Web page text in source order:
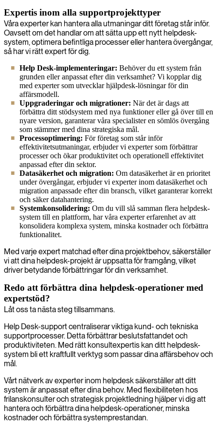
Expertis inom alla supportprojekttyper
Våra experter kan hantera alla utmaningar ditt företag står inför.
Oavsett om det handlar om att sätta upp ett nytt helpdesk-
system, optimera befintliga processer eller hantera övergångar,
så har vi rätt expert för dig.
Help Desk-implementeringar: Behöver du ett system från
grunden eller anpassat efter din verksamhet? Vi kopplar dig
med experter som utvecklar hjälpdesk-lösningar för din
affärsmodell.
Uppgraderingar och migrationer: När det är dags att
förbättra ditt stödsystem med nya funktioner eller gå över till en
nyare version, garanterar våra specialister en sömlös övergång
som stämmer med dina strategiska mål.
Processoptimering: För företag som står inför
effektivitetsutmaningar, erbjuder vi experter som förbättrar
processer och ökar produktivitet och operationell effektivitet
anpassad efter din sektor.
Datasäkerhet och migration: Om datasäkerhet är en prioritet
under övergångar, erbjuder vi experter inom datasäkerhet och
migration anpassade efter din bransch, vilket garanterar korrekt
och säker datahantering.
Systemkonsolidering: Om du vill slå samman flera helpdesk-
system till en plattform, har våra experter erfarenhet av att
konsolidera komplexa system, minska kostnader och förbättra
funktionalitet.
Med varje expert matchad efter dina projektbehov, säkerställer
vi att dina helpdesk-projekt är uppsatta för framgång, vilket
driver betydande förbättringar för din verksamhet.
Redo att förbättra dina helpdesk-operationer med
expertstöd?
Låt oss ta nästa steg tillsammans.
Help Desk-support centraliserar viktiga kund- och tekniska
supportprocesser. Detta förbättrar beslutsfattandet och
produktiviteten. Med rätt konsultexpertis kan ditt helpdesk-
system bli ett kraftfullt verktyg som passar dina affärsbehov och
mål.
Vårt nätverk av experter inom helpdesk säkerställer att ditt
system är anpassat efter dina behov. Med flexibiliteten hos
frilanskonsulter och strategisk projektledning hjälper vi dig att
hantera och förbättra dina helpdesk-operationer, minska
kostnader och förbättra systemprestandan.